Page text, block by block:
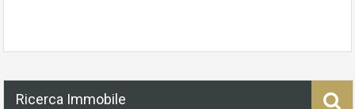
Ricerca Immobile